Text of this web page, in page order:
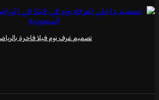
تصميم غرف نوم فيلا فاخرة بالرياض